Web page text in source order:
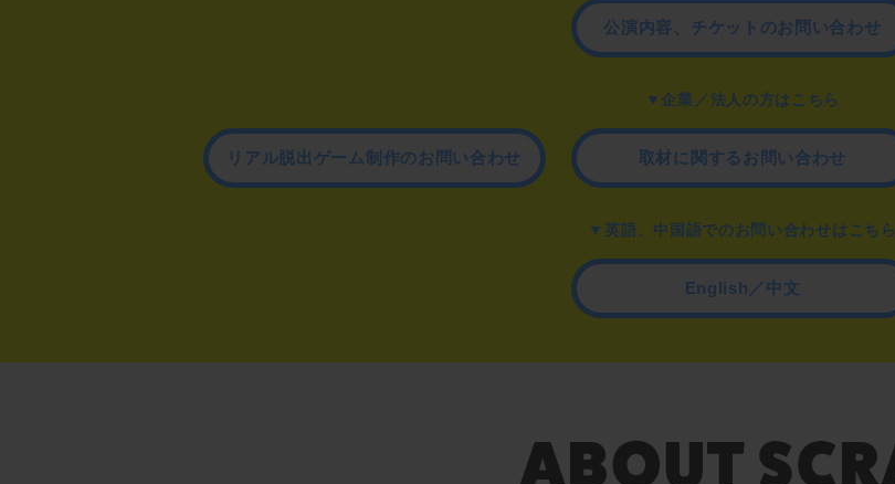
公演内容、チケットのお問い合わせ
▼企業／法人の方はこちら
リアル脱出ゲーム制作のお問い合わせ 取材に関するお問い合わせ
▼英語、中国語でのお問い合わせはこちら
English／中文